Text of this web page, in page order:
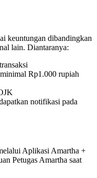
keuntungan dibandingkan
lain. Diantaranya:
Rp1.000 rupiah
notifikasi pada
Aplikasi Amartha +
Petugas Amartha saat